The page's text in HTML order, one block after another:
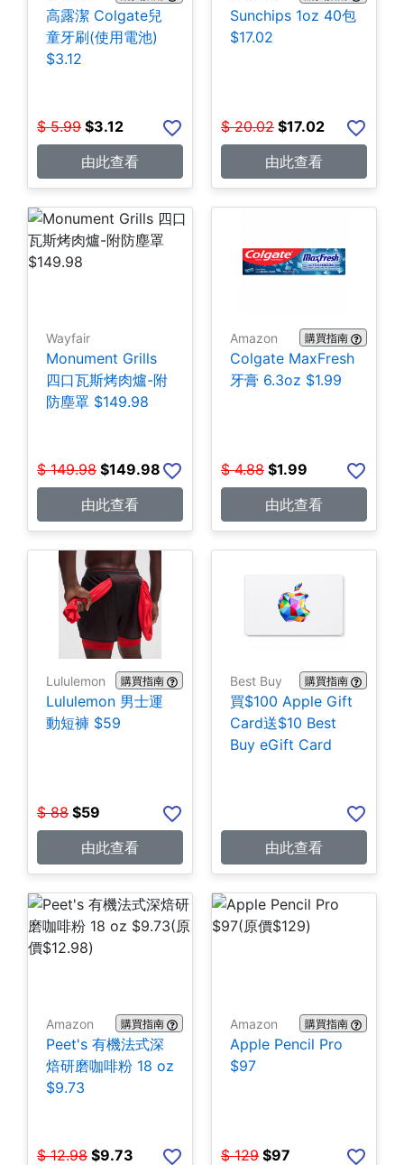
高露潔 Colgate兒
童牙刷(使用電池)
$3.12
$ 5.99 $3.12
由此查看
Sunchips 1oz 40包
$17.02
$ 20.02 $17.02
由此查看
Wayfair
Monument Grills
四口瓦斯烤肉爐-附
防塵罩 $149.98
$ 149.98 $149.98
由此查看
Amazon 購買指南
Colgate MaxFresh
牙膏 6.3oz $1.99
$ 4.88 $1.99
由此查看
Lululemon 購買指南
Lululemon 男士運
動短褲 $59
$ 88 $59
由此查看
Best Buy 購買指南
買$100 Apple Gift
Card送$10 Best
Buy eGift Card
由此查看
Amazon 購買指南
Peet's 有機法式深
焙研磨咖啡粉 18 oz
$9.73
$ 12.98 $9.73
Amazon 購買指南
Apple Pencil Pro
$97
$ 129 $97